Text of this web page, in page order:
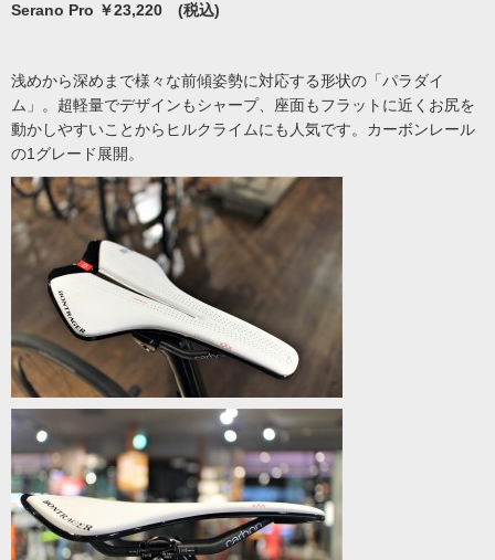
Serano Pro ￥23,220 (税込)
浅めから深めまで様々な前傾姿勢に対応する形状の「パラダイ
ム」。超軽量でデザインもシャープ、座面もフラットに近くお尻を
動かしやすいことからヒルクライムにも人気です。カーボンレール
の1グレード展開。